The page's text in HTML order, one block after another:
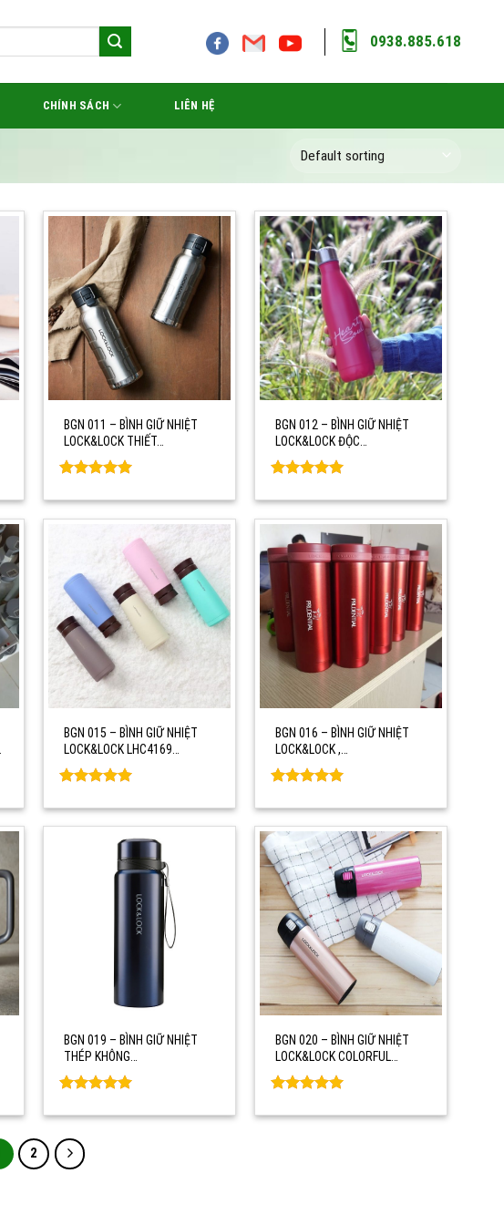
0938.885.618
CHÍNH SÁCH LIÊN HỆ
BGN 011 – BÌNH GIỮ NHIỆT
LOCK&LOCK THIẾT…
out of 5
BGN 012 – BÌNH GIỮ NHIỆT
LOCK&LOCK ĐỘC…
out of 5
BGN 015 – BÌNH GIỮ NHIỆT
LOCK&LOCK LHC4169…
out of 5
BGN 016 – BÌNH GIỮ NHIỆT
LOCK&LOCK ,…
out of 5
BGN 019 – BÌNH GIỮ NHIỆT
THÉP KHÔNG…
out of 5
BGN 020 – BÌNH GIỮ NHIỆT
LOCK&LOCK COLORFUL…
out of 5
2